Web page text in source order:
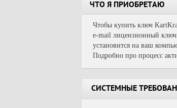
ЧТО Я ПРИОБРЕТАЮ
Чтобы купить ключ
e-mail лицензионный ключ
установится на ваш
Подробно про процесс
СИСТЕМНЫЕ